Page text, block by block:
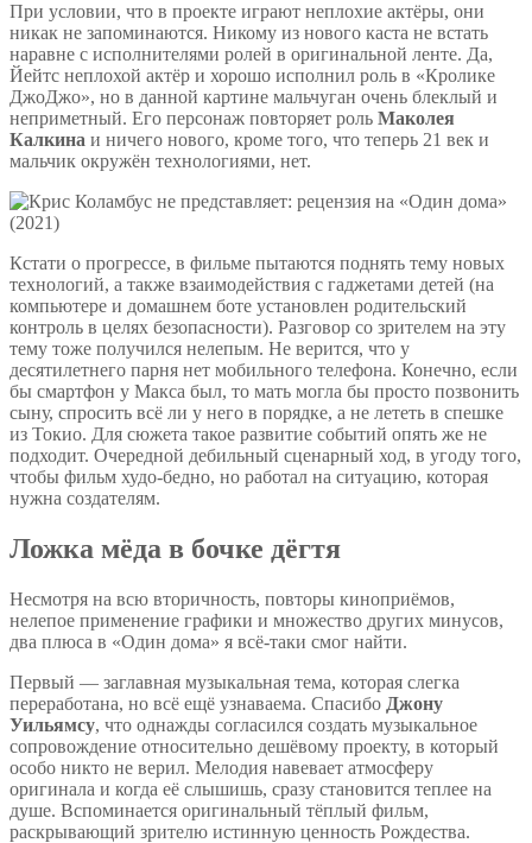
При условии, что в проекте играют неплохие актёры, они
никак не запоминаются. Никому из нового каста не встать
наравне с исполнителями ролей в оригинальной ленте. Да,
Йейтс неплохой актёр и хорошо исполнил роль в «Кролике
ДжоДжо», но в данной картине мальчуган очень блеклый и
неприметный. Его персонаж повторяет роль Маколея
Калкина и ничего нового, кроме того, что теперь 21 век и
мальчик окружён технологиями, нет.
Кстати о прогрессе, в фильме пытаются поднять тему новых
технологий, а также взаимодействия с гаджетами детей (на
компьютере и домашнем боте установлен родительский
контроль в целях безопасности). Разговор со зрителем на эту
тему тоже получился нелепым. Не верится, что у
десятилетнего парня нет мобильного телефона. Конечно, если
бы смартфон у Макса был, то мать могла бы просто позвонить
сыну, спросить всё ли у него в порядке, а не лететь в спешке
из Токио. Для сюжета такое развитие событий опять же не
подходит. Очередной дебильный сценарный ход, в угоду того,
чтобы фильм худо-бедно, но работал на ситуацию, которая
нужна создателям.
Ложка мёда в бочке дёгтя
Несмотря на всю вторичность, повторы киноприёмов,
нелепое применение графики и множество других минусов,
два плюса в «Один дома» я всё-таки смог найти.
Первый — заглавная музыкальная тема, которая слегка
переработана, но всё ещё узнаваема. Спасибо Джону
Уильямсу, что однажды согласился создать музыкальное
сопровождение относительно дешёвому проекту, в который
особо никто не верил. Мелодия навевает атмосферу
оригинала и когда её слышишь, сразу становится теплее на
душе. Вспоминается оригинальный тёплый фильм,
раскрывающий зрителю истинную ценность Рождества.